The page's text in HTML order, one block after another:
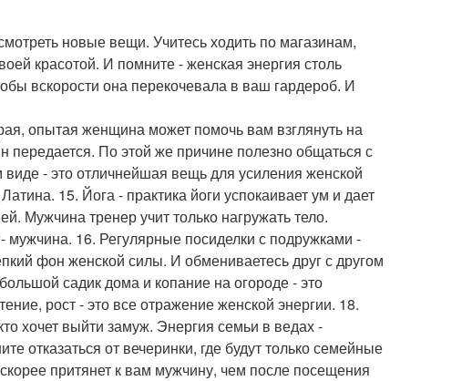
новые вещи. Учитесь ходить по магазинам,
красотой. И помните - женская энергия столь
вскорости она перекочевала в ваш гардероб. И
опытая женщина может помочь вам взглянуть на
По этой же причине полезно общаться с
- это отличнейшая вещь для усиления женской
15. Йога - практика йоги успокаивает ум и дает
Мужчина тренер учит только нагружать тело.
мужчина. 16. Регулярные посиделки с подружками -
фон женской силы. И обмениваетесь друг с другом
садик дома и копание на огороде - это
рост - это все отражение женской энергии. 18.
хочет выйти замуж. Энергия семьи в ведах -
отказаться от вечеринки, где будут только семейные
притянет к вам мужчину, чем после посещения